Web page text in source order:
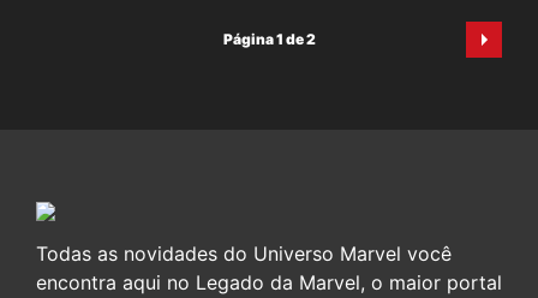
Página 1 de 2
Todas as novidades do Universo Marvel você
encontra aqui no Legado da Marvel, o maior portal